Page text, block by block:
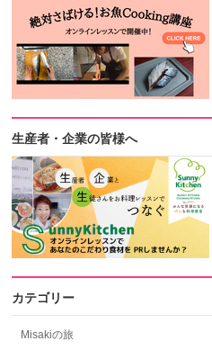
生産者・企業の皆様へ
カテゴリー
Misakiの旅